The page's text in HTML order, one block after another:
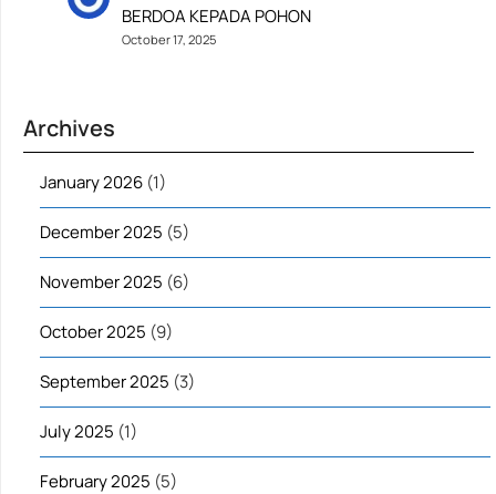
BERDOA KEPADA POHON
October 17, 2025
Archives
January 2026 (1)
December 2025 (5)
November 2025 (6)
October 2025 (9)
September 2025 (3)
July 2025 (1)
February 2025 (5)